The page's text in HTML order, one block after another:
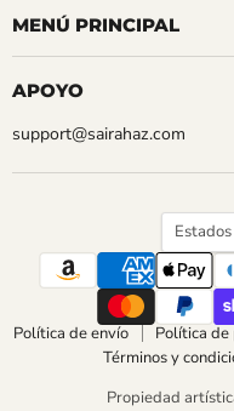
MENÚ PRINCIPAL
APOYO
support@sairahaz.com
PAÍS
Política de envío Política
Términos y
Propiedad